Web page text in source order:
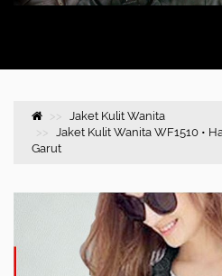
Jaket Kulit Wanita
Jaket Kulit Wanita WF1510 •
Garut